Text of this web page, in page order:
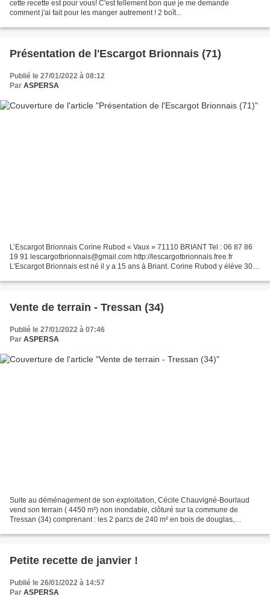
cette recette est pour vous! C'est tellement bon que je me demande
comment j'ai fait pour les manger autrement ! 2 boît...
Présentation de l'Escargot Brionnais (71)
Publié le 27/01/2022 à 08:12
Par ASPERSA
L’Escargot Brionnais Corine Rubod « Vaux » 71110 BRIANT Tel : 06 87 86
19 91 lescargotbrionnais@gmail.com http://lescargotbrionnais.free.fr
L'Escargot Brionnais est né il y a 15 ans à Briant. Corine Rubod y élève 300
Vente de terrain - Tressan (34)
Publié le 27/01/2022 à 07:46
Par ASPERSA
Suite au déménagement de son exploitation, Cécile Chauvigné-Bourlaud
vend son terrain ( 4450 m²) non inondable, clôturé sur la commune de
Tressan (34) comprenant : les 2 parcs de 240 m² en bois de douglas,
Petite recette de janvier !
Publié le 26/01/2022 à 14:57
Par ASPERSA